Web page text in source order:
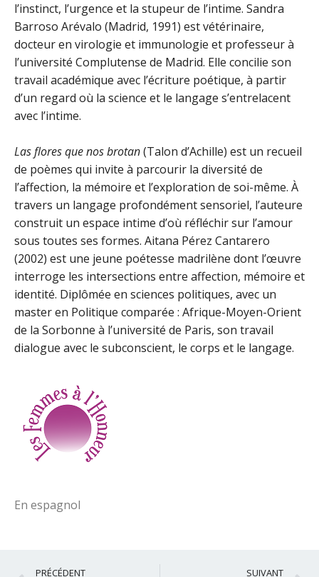
l’instinct, l’urgence et la stupeur de l’intime. Sandra
Barroso Arévalo (Madrid, 1991) est vétérinaire,
docteur en virologie et immunologie et professeur à
l’université Complutense de Madrid. Elle concilie son
travail académique avec l’écriture poétique, à partir
d’un regard où la science et le langage s’entrelacent
avec l’intime.
Las flores que nos brotan(Talon d’Achille) est un recueil
de poèmes qui invite à parcourir la diversité de
l’affection, la mémoire et l’exploration de soi-même. À
travers un langage profondément sensoriel, l’auteure
construit un espace intime d’où réfléchir sur l’amour
sous toutes ses formes. Aitana Pérez Cantarero
(2002) est une jeune poétesse madrilène dont l’œuvre
interroge les intersections entre affection, mémoire et
identité. Diplômée en sciences politiques, avec un
master en Politique comparée : Afrique-Moyen-Orient
de la Sorbonne à l’université de Paris, son travail
dialogue avec le subconscient, le corps et le langage.
En espagnol
PRÉCÉDENT SUIVANT